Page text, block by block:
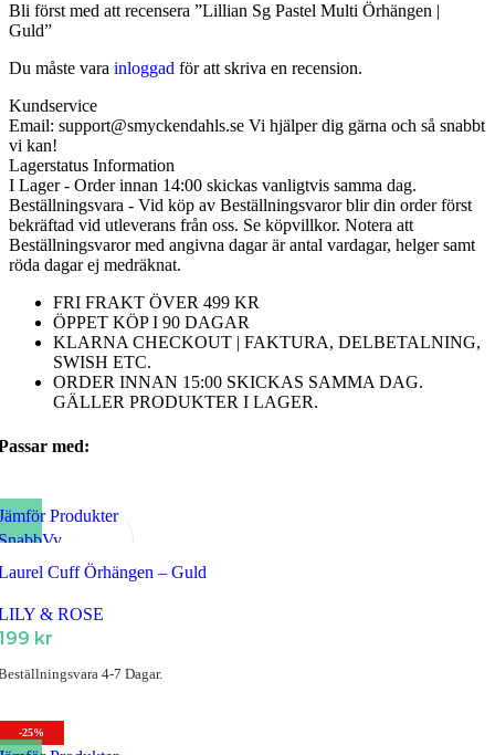
Bli först med att recensera ”Lillian Sg Pastel Multi Örhängen |
Guld”
Du måste vara inloggad för att skriva en recension.
Kundservice
Email: support@smyckendahls.se Vi hjälper dig gärna och så snabbt
vi kan!
Lagerstatus Information
I Lager - Order innan 14:00 skickas vanligtvis samma dag.
Beställningsvara - Vid köp av Beställningsvaror blir din order först
bekräftad vid utleverans från oss. Se köpvillkor. Notera att
Beställningsvaror med angivna dagar är antal vardagar, helger samt
röda dagar ej medräknat.
FRI FRAKT ÖVER 499 KR
ÖPPET KÖP I 90 DAGAR
KLARNA CHECKOUT | FAKTURA, DELBETALNING,
SWISH ETC.
ORDER INNAN 15:00 SKICKAS SAMMA DAG.
GÄLLER PRODUKTER I LAGER.
med:
Produkter
till i Favoriter
Cuff Örhängen – Guld
& ROSE
kr
4-7 Dagar.
-25%